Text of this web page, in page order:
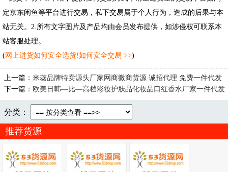
定京东闲鱼等平台进行交易，私下交易属于个人行为，造成的后果与本
站无关。2.所有文字图片及产品均由会员发布提供，如涉侵权可联系本
站客服处理。
(网上进货如何安全选货!如何安全交易 >>)
上一篇： 米蕊品牌特卖源头厂家网商微商货源 诚招代理 免费一件代发
下一篇： 欧美日韩—比—高档彩妆护肤品化妆品口红香水厂家一件代发
分类：
推荐货源